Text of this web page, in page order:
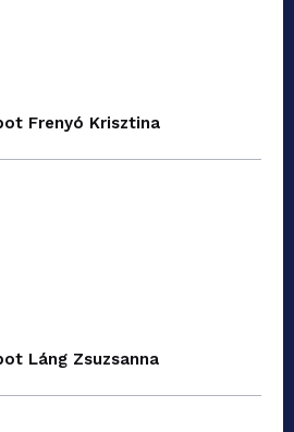
Frenyó Krisztina
Láng Zsuzsanna